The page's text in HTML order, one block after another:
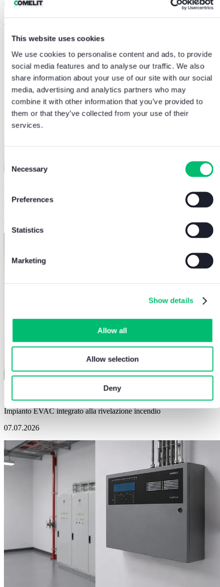
This website uses cookies
We use cookies to personalise content and ads, to provide
social media features and to analyse our traffic. We also
share information about your use of our site with our social
media, advertising and analytics partners who may
combine it with other information that you’ve provided to
them or that they’ve collected from your use of their
services.
Selection
Necessary
Preferences
Statistics
Marketing
Show details
Allow all
Allow selection
Deny
Blog Comelit
Rivelazione incendi
Normativa antincendio in condominio: cosa sapere
Rivelazione incendi
Impianto EVAC integrato alla rivelazione incendio
07.07.2026